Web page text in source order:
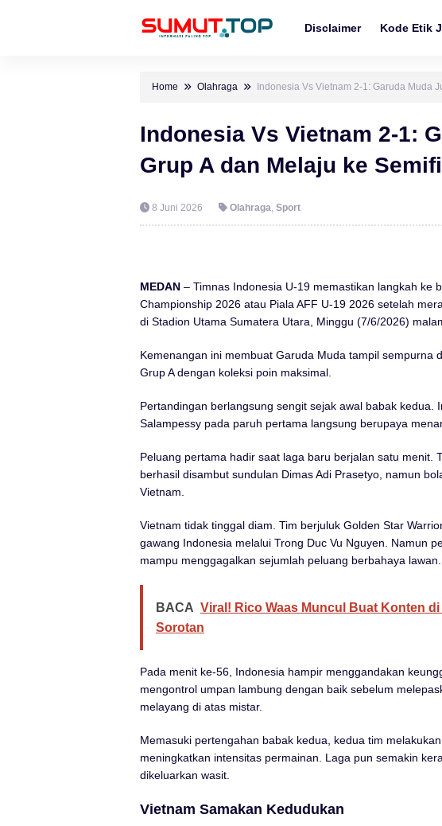
Disclaimer Kode Etik
Home Olahraga Indonesia Vs Vietnam 2-1: Garuda Muda
Indonesia Vs Vietnam 2-1:
Grup A dan Melaju ke
8 Juni 2026 Olahraga,Sport
MEDAN – Timnas Indonesia U-19 memastikan langkah ke
Championship 2026 atau Piala AFF U-19 2026 setelah
di Stadion Utama Sumatera Utara, Minggu (7/6/2026)
Kemenangan ini membuat Garuda Muda tampil sempurna
Grup A dengan koleksi poin maksimal.
Pertandingan berlangsung sengit sejak awal babak kedua.
Salampessy pada paruh pertama langsung berupaya
Peluang pertama hadir saat laga baru berjalan satu menit.
berhasil disambut sundulan Dimas Adi Prasetyo, namun
Vietnam.
Vietnam tidak tinggal diam. Tim berjuluk Golden Star
gawang Indonesia melalui Trong Duc Vu Nguyen. Namun
mampu menggagalkan sejumlah peluang berbahaya lawan.
BACA Viral! Rico Waas Muncul Buat Konten
Sorotan
Pada menit ke-56, Indonesia hampir menggandakan
mengontrol umpan lambung dengan baik sebelum
melayang di atas mistar.
Memasuki pertengahan babak kedua, kedua tim
meningkatkan intensitas permainan. Laga pun semakin
dikeluarkan wasit.
Vietnam Samakan Kedudukan